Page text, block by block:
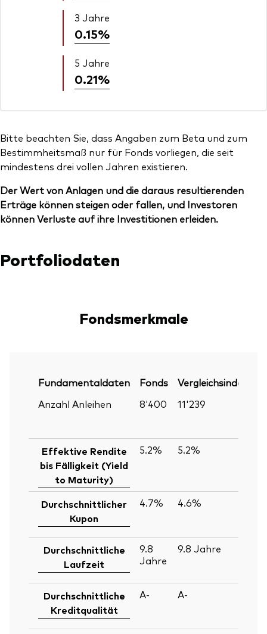
3 Jahre
0.15%
5 Jahre
0.21%
Bitte beachten Sie, dass Angaben zum Beta und zum
Bestimmheitsmaß nur für Fonds vorliegen, die seit
mindestens drei vollen Jahren existieren.
Der Wert von Anlagen und die daraus resultierenden
Erträge können steigen oder fallen, und Investoren
können Verluste auf ihre Investitionen erleiden.
Portfoliodaten
Fondsmerkmale
Fundamentaldaten Fonds Vergleichsindex
Anzahl Anleihen
8'400 11'239
Effektive Rendite
bis Fälligkeit (Yield
to Maturity)
5.2% 5.2%
Durchschnittlicher
Kupon
4.7% 4.6%
Durchschnittliche
Laufzeit
9.8
Jahre
9.8 Jahre
Durchschnittliche
Kreditqualität
A- A-